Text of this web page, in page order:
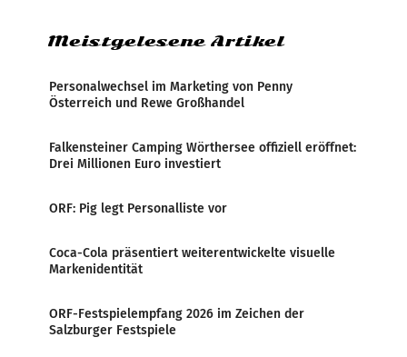
Meistgelesene Artikel
Personalwechsel im Marketing von Penny
Österreich und Rewe Großhandel
Falkensteiner Camping Wörthersee offiziell eröffnet:
Drei Millionen Euro investiert
ORF: Pig legt Personalliste vor
Coca-Cola präsentiert weiterentwickelte visuelle
Markenidentität
ORF-Festspielempfang 2026 im Zeichen der
Salzburger Festspiele